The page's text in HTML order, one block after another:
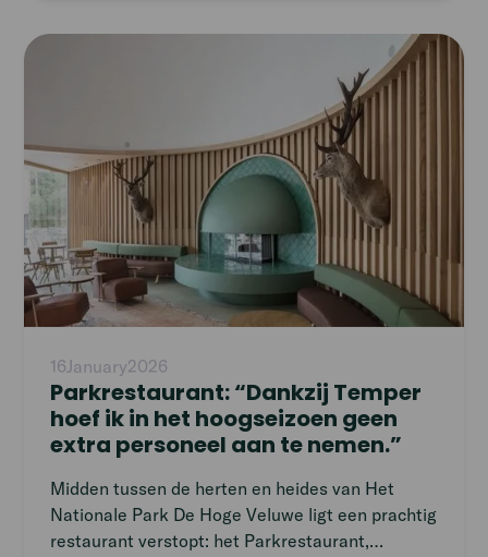
Fork, over zijn ervaringen met Temper en hoe het
16January2026
Parkrestaurant: “Dankzij Temper
hoef ik in het hoogseizoen geen
extra personeel aan te nemen.”
Midden tussen de herten en heides van Het
Nationale Park De Hoge Veluwe ligt een prachtig
restaurant verstopt: het Parkrestaurant,
Read